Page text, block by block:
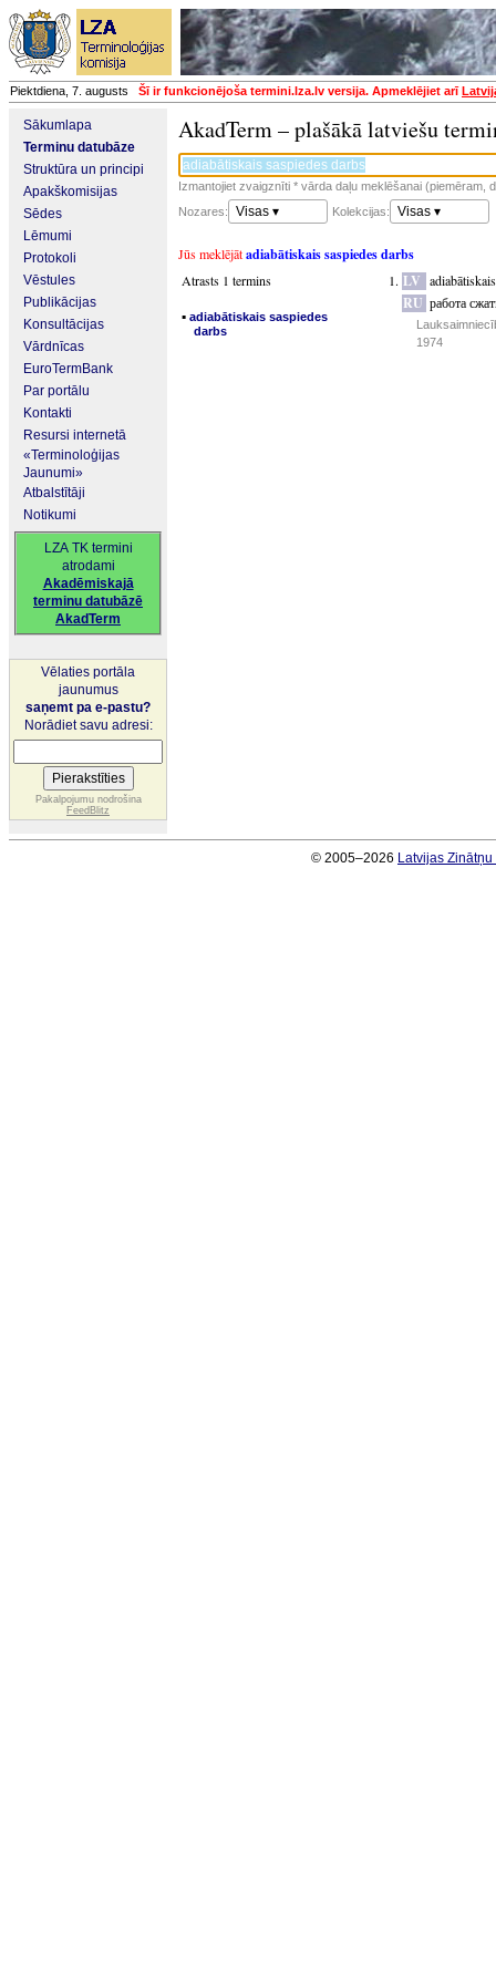
Piektdiena, 7. augusts Šī ir funkcionējoša termini.lza.lv versija. Apmeklējiet arī
Sākumlapa
Terminu datubāze
Struktūra un principi
Apakškomisijas
Sēdes
Lēmumi
Protokoli
Vēstules
Publikācijas
Konsultācijas
Vārdnīcas
EuroTermBank
Par portālu
Kontakti
Resursi internetā
«Terminoloģijas
Jaunumi»
Atbalstītāji
Notikumi
LZA TK termini
atrodami
Akadēmiskajā
terminu datubāzē
AkadTerm
Vēlaties portāla
jaunumus
saņemt pa e-pastu?
Norādiet savu adresi:
Pakalpojumu nodrošina
FeedBlitz
AkadTerm – plašākā latviešu
Izmantojiet zvaigznīti * vārda daļu meklēšanai (piemēram,
Nozares:
Visas ▾ Kolekcijas: Visas ▾
Jūs meklējātadiabātiskais saspiedes darbs
Atrasts 1 termins
▪ adiabātiskais saspiedes
darbs
LV
RU работа
1974
© 2005–2026 Latvijas